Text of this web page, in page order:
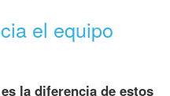
el equipo
la diferencia de estos